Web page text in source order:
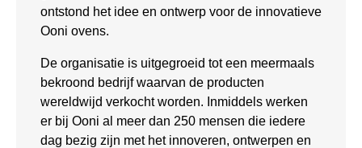
ontstond het idee en ontwerp voor de innovatieve
Ooni ovens.
De organisatie is uitgegroeid tot een meermaals
bekroond bedrijf waarvan de producten
wereldwijd verkocht worden. Inmiddels werken
er bij Ooni al meer dan 250 mensen die iedere
dag bezig zijn met het innoveren, ontwerpen en